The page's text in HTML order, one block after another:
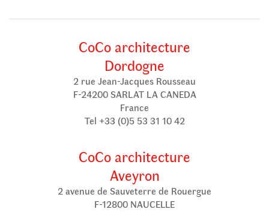
CoCo architecture
Dordogne
2 rue Jean-Jacques Rousseau
F-24200 SARLAT LA CANEDA
France
Tel +33 (0)5 53 31 10 42
CoCo architecture
Aveyron
2 avenue de Sauveterre de Rouergue
F-12800 NAUCELLE